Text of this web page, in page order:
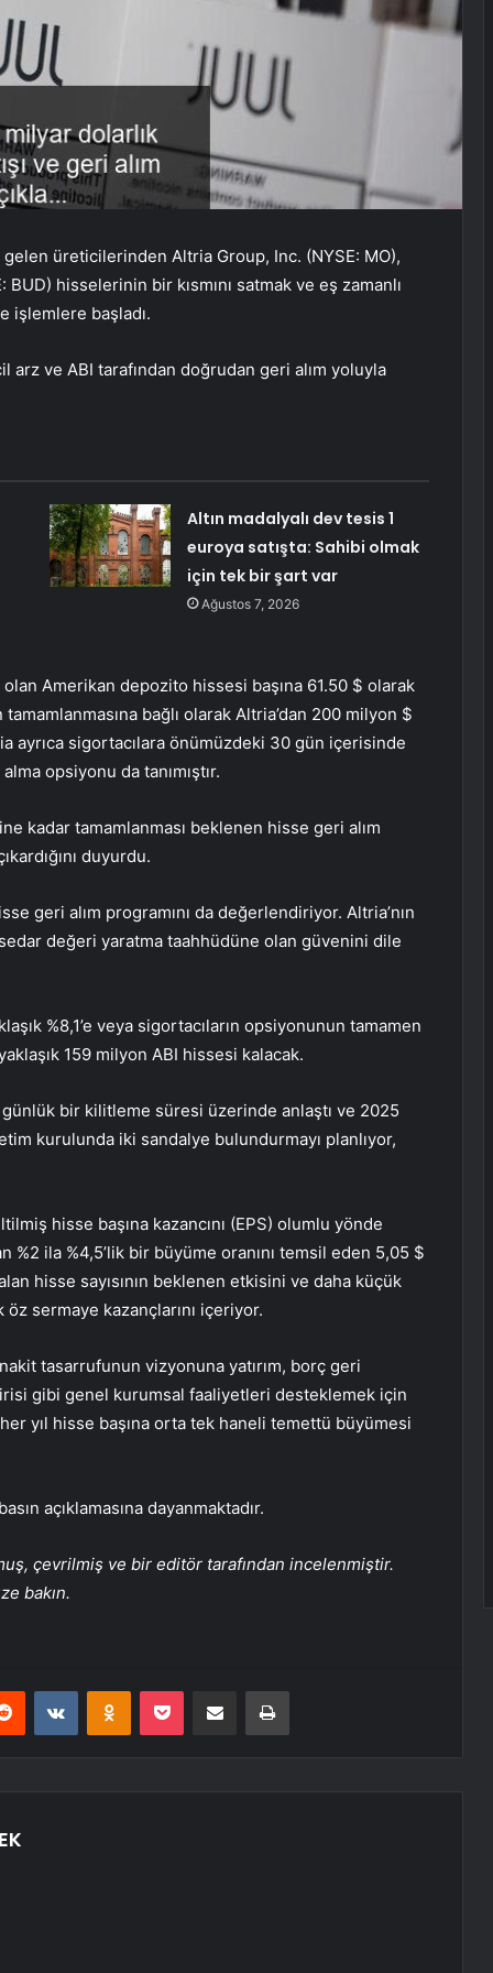
üreticilerinden Altria Group, Inc. (NYSE: MO),
hisselerinin bir kısmını satmak ve eş zamanlı
işlemlere başladı.
ve ABI tarafından doğrudan geri alım yoluyla
Altın madalyalı dev tesis 1
euroya satışta: Sahibi olmak
için tek bir şart var
Ağustos 7, 2026
olan Amerikan depozito hissesi başına 61.50 $ olarak
bağlı olarak Altria’dan 200 milyon $
ayrıca sigortacılara önümüzdeki 30 gün içerisinde
opsiyonu da tanımıştır.
kadar tamamlanması beklenen hisse geri alım
duyurdu.
geri alım programını da değerlendiriyor. Altria’nın
değeri yaratma taahhüdüne olan güvenini dile
%8,1’e veya sigortacıların opsiyonunun tamamen
159 milyon ABI hissesi kalacak.
bir kilitleme süresi üzerinde anlaştı ve 2025
kurulunda iki sandalye bulundurmayı planlıyor,
hisse başına kazancını (EPS) olumlu yönde
ila %4,5’lik bir büyüme oranını temsil eden 5,05 $
hisse sayısının beklenen etkisini ve daha küçük
sermaye kazançlarını içeriyor.
tasarrufunun vizyonuna yatırım, borç geri
gibi genel kurumsal faaliyetleri desteklemek için
yıl hisse başına orta tek haneli temettü büyümesi
açıklamasına dayanmaktadır.
çevrilmiş ve bir editör tarafından incelenmiştir.
bakın.
Reddit VKontakteOdnoklassniki
Pocket E-Posta ile paylaş Yazdır